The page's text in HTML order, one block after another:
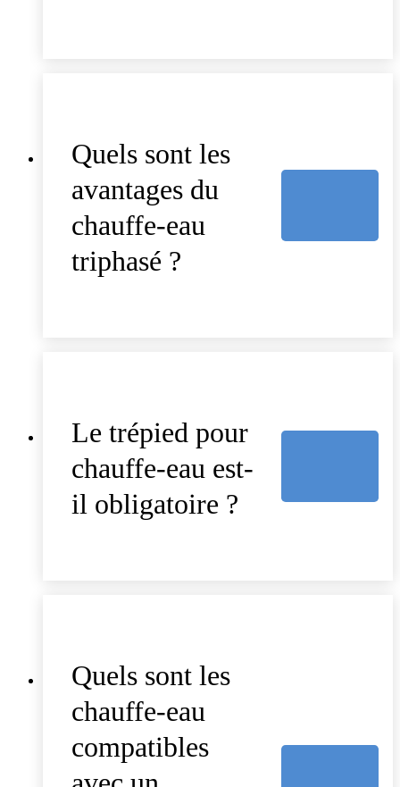
Quels sont les
avantages du
chauffe-eau
triphasé ?
Le trépied pour
chauffe-eau est-
il obligatoire ?
Quels sont les
chauffe-eau
compatibles